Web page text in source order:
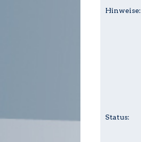
Hinweise:
Status: